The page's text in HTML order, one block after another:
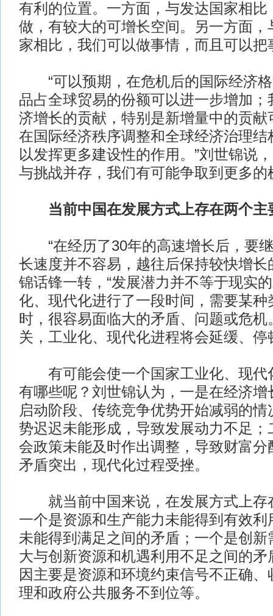
有利的位置。一方面，与发达国家相比
做，有较大的可增长空间。另一方面，
家相比，我们可以做事情，而且可以把
“可以预期，在危机后的国际经济格
品占全球贸易的份额可以进一步增加；
济增长的贡献，特别是新增量中的贡献
在国际经济秩序调整和全球经济治理结
以发挥更多建设性的作用。”刘世锦说
与挑战并存，我们有可能争取到更多的
当前中国在发展方式上存在两个主
“在经历了30年的高速增长后，要继
长速度并不容易，越往后保持较快增长
锦话锋一转，“发展潜力并不等于现实
化、现代化进行了一段时间，需要某种
时，很容易面临大的矛盾、问题或危机
关，工业化、现代化进程将会延缓、停
有可能会使一个国家工业化、现代
有哪些呢？刘世锦认为，一是在经济增
启动阶段、传统竞争优势开始减弱的
势迟迟未能形成，导致发展动力不足；
会政策未能及时作出调整，导致财富分
矛盾突出，现代化过程受挫。
就当前中国来说，在发展方式上存
一个是资源和生产能力未能得到有效利
未能得到满足之间的矛盾；一个是创新
大与创新资源和机遇利用不足之间的矛
因主要是资源和环境约束信号不正确
理和政府公共服务不到位等。